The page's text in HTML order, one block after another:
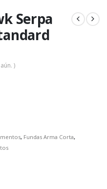
Serpa
)
, Fundas Arma Corta,